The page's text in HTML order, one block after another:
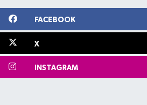
FACEBOOK
X
INSTAGRAM